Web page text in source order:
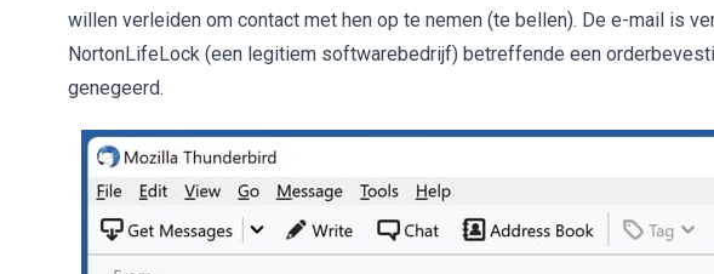
willen verleiden om contact met hen op te nemen (te bellen). De e-mail is
NortonLifeLock (een legitiem softwarebedrijf) betreffende een
genegeerd.